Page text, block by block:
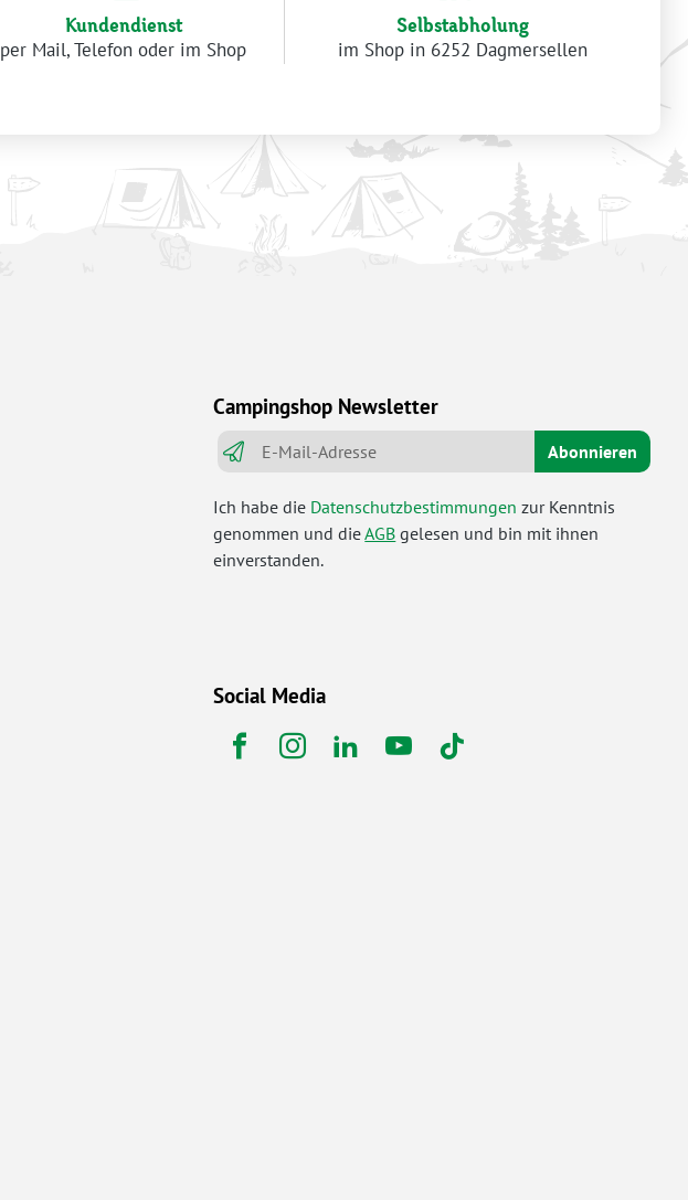
Kundendienst
per Mail, Telefon oder im Shop
Selbstabholung
im Shop in 6252 Dagmersellen
Campingshop Newsletter
Abonnieren
Ich habe die Datenschutzbestimmungen zur Kenntnis
genommen und dieAGB gelesen und bin mit ihnen
einverstanden.
Social Media